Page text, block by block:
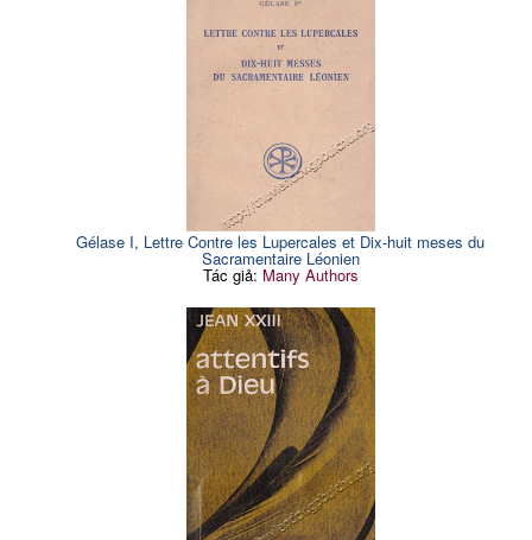
Gélase I, Lettre Contre les Lupercales et Dix-huit meses du
Sacramentaire Léonien
Tác giả: Many Authors